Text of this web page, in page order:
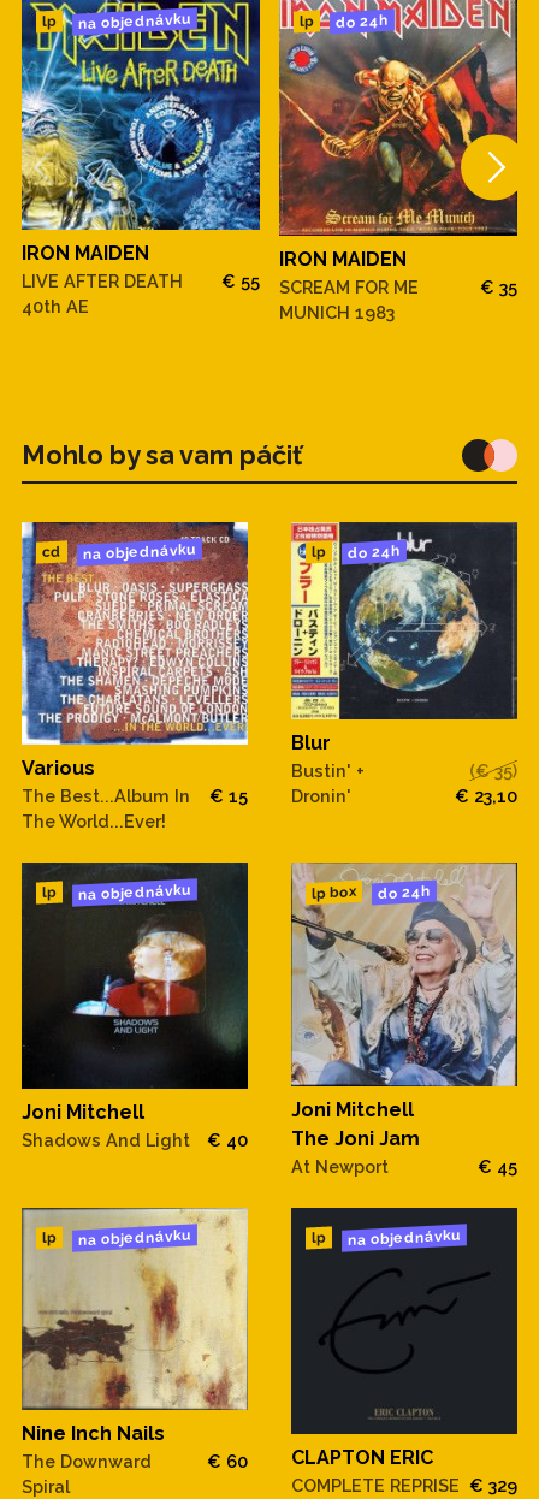
lp na objednávku
IRON MAIDEN
LIVE AFTER DEATH
40th AE
€ 55
lp do 24h
IRON MAIDEN
SCREAM FOR ME
MUNICH 1983
€ 35
Mohlo by sa vam páčiť
cd na objednávku
Various
The Best...Album In
The World...Ever!
€ 15
lp do 24h
Blur
Bustin' +
Dronin'
(€ 35)
€ 23,10
lp na objednávku
Joni Mitchell
Shadows And Light € 40
lp box do 24h
Joni Mitchell
The Joni Jam
At Newport € 45
lp na objednávku
Nine Inch Nails
The Downward
Spiral
€ 60
lp na objednávku
CLAPTON ERIC
COMPLETE REPRISE € 329